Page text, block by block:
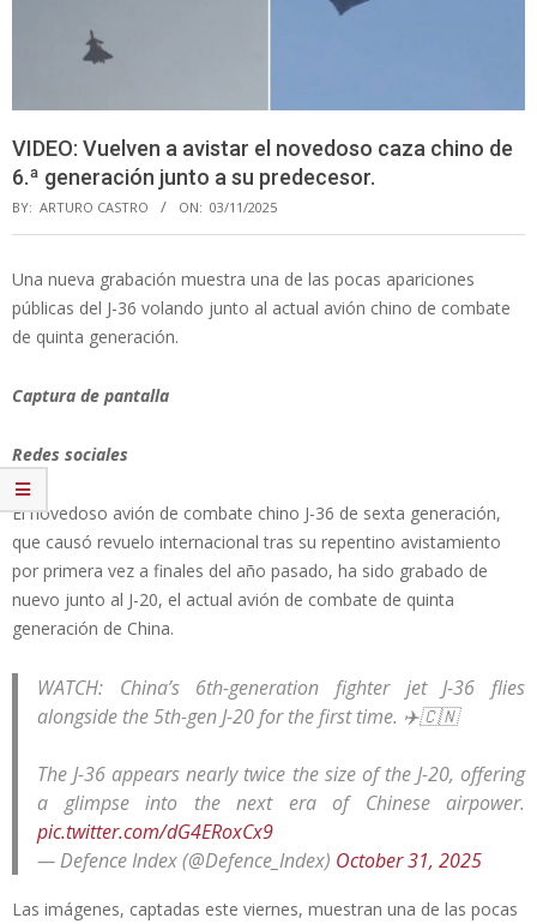
VIDEO: Vuelven a avistar el novedoso caza chino de
6.ª generación junto a su predecesor.
BY: ARTURO CASTRO ON: 03/11/2025
Una nueva grabación muestra una de las pocas apariciones
públicas del J-36 volando junto al actual avión chino de combate
de quinta generación.
Captura de pantalla
Redes sociales
El novedoso avión de combate chino J-36 de sexta generación,
que causó revuelo internacional tras su repentino avistamiento
por primera vez a finales del año pasado, ha sido grabado de
nuevo junto al J-20, el actual avión de combate de quinta
generación de China.
WATCH: China’s 6th-generation fighter jet J-36 flies
alongside the 5th-gen J-20 for the first time. ✈️🇨🇳
The J-36 appears nearly twice the size of the J-20, offering
a glimpse into the next era of Chinese airpower.
pic.twitter.com/dG4ERoxCx9
— Defence Index (@Defence_Index) October 31, 2025
Las imágenes, captadas este viernes, muestran una de las pocas